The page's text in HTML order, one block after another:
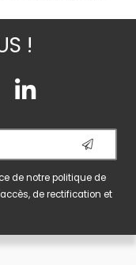
!
de notrepolitique de
de rectification et